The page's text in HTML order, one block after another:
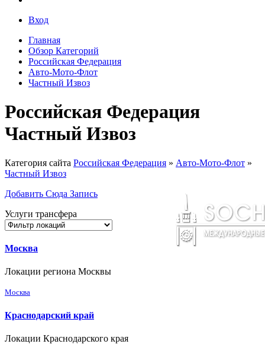
Вход
Главная
Обзор Категорий
Российская Федерация
Авто-Мото-Флот
Частный Извоз
Российская Федерация
Частный Извоз
Категория сайта Российская Федерация » Авто-Мото-Флот »
Частный Извоз
Добавить Сюда Запись
Услуги трансфера
Москва
Локации региона Москвы
Москва
Краснодарский край
Локации Краснодарского края